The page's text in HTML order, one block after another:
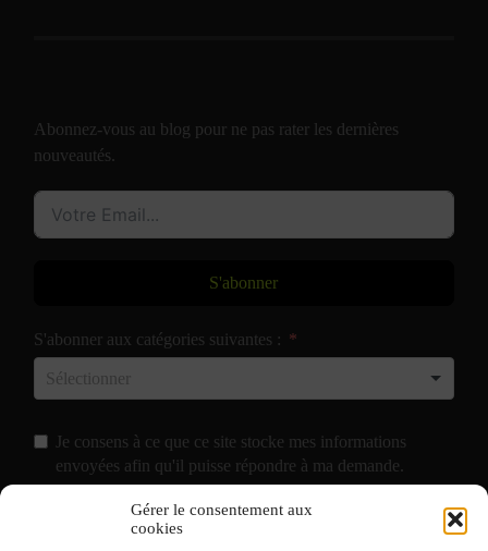
Gérer le consentement aux
cookies
Abonnez-vous au blog pour ne pas rater les dernières
nouveautés.
S'abonner
S'abonner aux catégories suivantes :
Je consens à ce que ce site stocke mes informations
envoyées afin qu'il puisse répondre à ma demande.
J'accepte de recevoir vos e-mails et confirme avoir pris